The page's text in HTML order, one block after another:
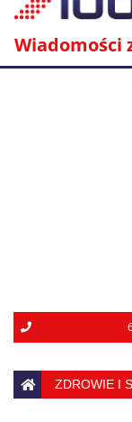
Wiadomości
ZDROWIE I